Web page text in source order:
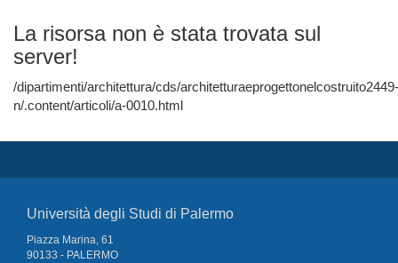
La risorsa non è stata trovata sul
server!
/dipartimenti/architettura/cds/architetturaeprogettonelcostruito2449-
n/.content/articoli/a-0010.html
Università degli Studi di Palermo
Piazza Marina, 61
90133 - PALERMO